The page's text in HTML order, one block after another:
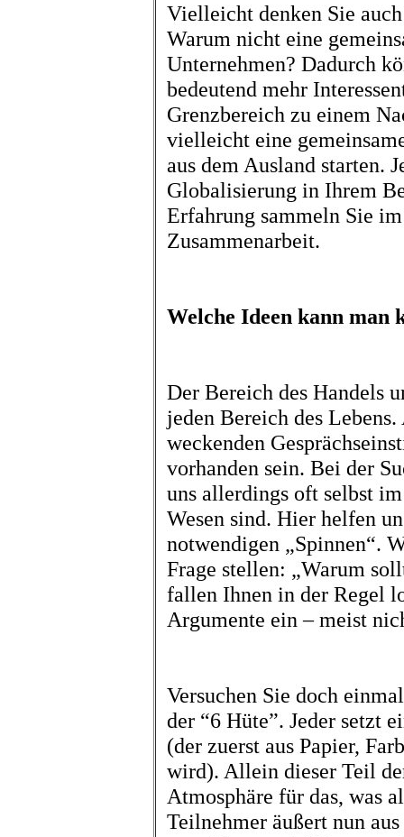
Vielleicht denken Sie
Warum nicht eine
Unternehmen? Dadurch
bedeutend mehr
Grenzbereich zu einem
vielleicht eine
aus dem Ausland starten.
Globalisierung in Ihrem
Erfahrung sammeln Sie
Zusammenarbeit.
Welche Ideen kann man
Der Bereich des Handels
jeden Bereich des
weckenden
vorhanden sein. Bei der
uns allerdings oft selbst
Wesen sind. Hier helfen
notwendigen „Spinnen“.
Frage stellen: „Warum
fallen Ihnen in der Regel
Argumente ein – meist
Versuchen Sie doch
der “6 Hüte”. Jeder setzt
(der zuerst aus Papier,
wird). Allein dieser Teil
Atmosphäre für das, was
Teilnehmer äußert nun